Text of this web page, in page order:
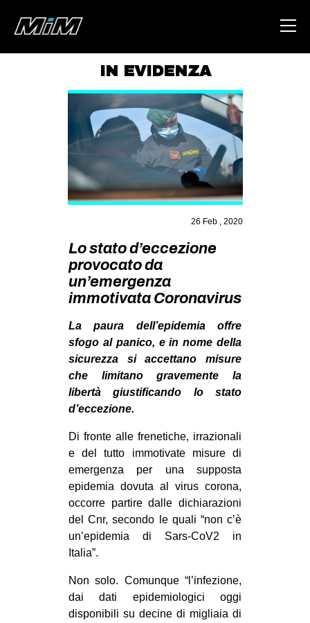
ABOUT
AREA
DEGENERAZIONE
GAZA FREESTYLE
CSOA LAMBRETTA
MSM
STUDENTI TSUNAMI
ZAM
MOBILITAZIONI
SPAZI
SPORT POPOLARE
AMBIENTE
DIRITTO ALL’ABITARE
MIGRAZIONI
REPRESSIONE
STUDENTI
IN EVIDENZA
26 Feb , 2020
Lo stato d’eccezione
provocato da
un’emergenza
immotivata Coronavirus
La paura dell’epidemia offre
sfogo al panico, e in nome della
sicurezza si accettano misure
che limitano gravemente la
libertà giustificando lo stato
d’eccezione.
Di fronte alle frenetiche, irrazionali
e del tutto immotivate misure di
emergenza per una supposta
epidemia dovuta al virus corona,
occorre partire dalle dichiarazioni
del Cnr, secondo le quali “non c’è
un’epidemia di Sars-CoV2 in
Italia”.
Non solo. Comunque “l’infezione,
dai dati epidemiologici oggi
disponibili su decine di migliaia di